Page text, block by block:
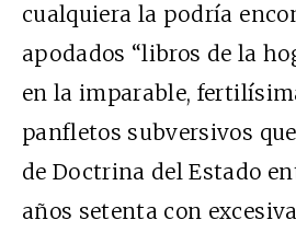
cualquiera la podría
apodados “libros de la
en la imparable,
panfletos subversivos
de Doctrina del Estado
años setenta con